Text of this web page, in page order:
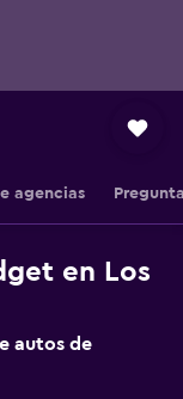
agencias
en Los
autos de